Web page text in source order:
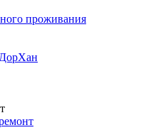
проживания